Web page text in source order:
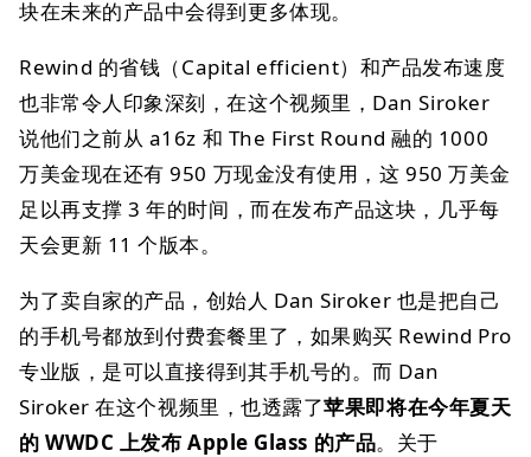
块在未来的产品中会得到更多体现。
Rewind 的省钱（Capital efficient）和产品发布速度
也非常令人印象深刻，在这个视频里，Dan Siroker
说他们之前从 a16z 和 The First Round 融的 1000
万美金现在还有 950 万现金没有使用，这 950 万美金
足以再支撑 3 年的时间，而在发布产品这块，几乎每
天会更新 11 个版本。
为了卖自家的产品，创始人 Dan Siroker 也是把自己
的手机号都放到付费套餐里了，如果购买 Rewind Pro
专业版，是可以直接得到其手机号的。而 Dan
Siroker 在这个视频里，也透露了苹果即将在今年夏天
的 WWDC 上发布 Apple Glass 的产品。关于